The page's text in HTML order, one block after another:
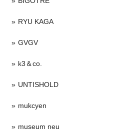
RYU KAGA
GVGV
k3＆co.
UNTISHOLD
mukcyen
museum neu